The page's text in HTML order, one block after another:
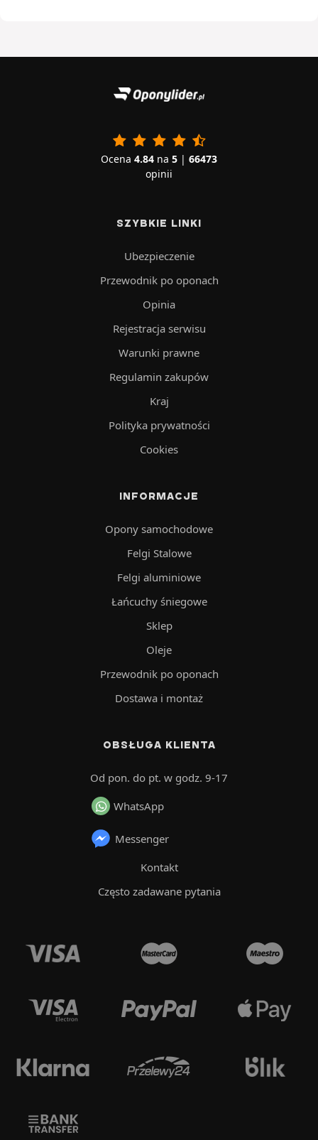
Ocena 4.84 na 5 | 66473
opinii
SZYBKIE LINKI
Ubezpieczenie
Przewodnik po oponach
Opinia
Rejestracja serwisu
Warunki prawne
Regulamin zakupów
Kraj
Polityka prywatności
Cookies
INFORMACJE
Opony samochodowe
Felgi Stalowe
Felgi aluminiowe
Łańcuchy śniegowe
Sklep
Oleje
Przewodnik po oponach
Dostawa i montaż
OBSŁUGA KLIENTA
Od pon. do pt. w godz. 9-17
WhatsApp
Messenger
Kontakt
Często zadawane pytania